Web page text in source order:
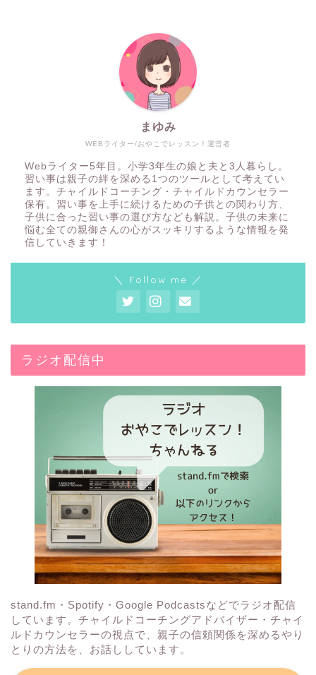
WEBライター/おやこでレッスン！運営者
まゆみ
Webライター5年目。小学3年生の娘と夫と3人暮らし。
習い事は親子の絆を深める1つのツールとして考えてい
ます。チャイルドコーチング・チャイルドカウンセラー
保有。習い事を上手に続けるための子供との関わり方、
子供に合った習い事の選び方なども解説。子供の未来に
悩む全ての親御さんの心がスッキリするような情報を発
信していきます！
＼ Follow me ／
ラジオ配信中
stand.fm・Spotify・Google Podcastsなどでラジオ配信
しています。チャイルドコーチングアドバイザー・チャイ
ルドカウンセラーの視点で、親子の信頼関係を深めるやり
とりの方法を、お話ししています。